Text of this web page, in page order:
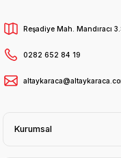
Reşadiye Mah. Mandıracı
0282 652 84 19
Kurumsal